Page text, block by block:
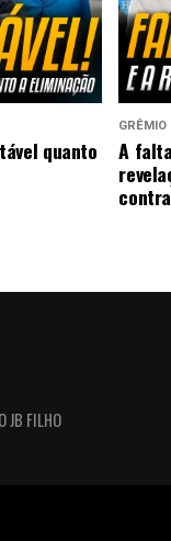
quanto
GRÊMIO
A
JB FILHO